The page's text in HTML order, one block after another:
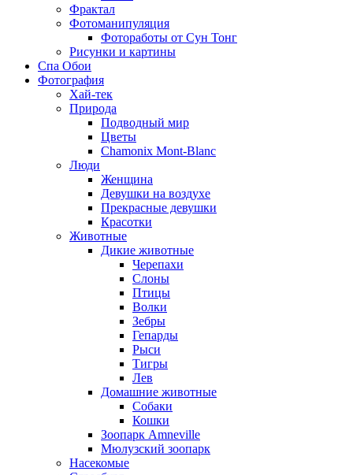
Фрактал
Фотоманипуляция
Фотоработы от Сун Тонг
Рисунки и картины
Спа Обои
Фотография
Хай-тек
Природа
Подводный мир
Цветы
Chamonix Mont-Blanc
Люди
Женщина
Девушки на воздухе
Прекрасные девушки
Красотки
Животные
Дикие животные
Черепахи
Слоны
Птицы
Волки
Зебры
Гепарды
Рыси
Тигры
Лев
Домашние животные
Собаки
Кошки
Зоопарк Amneville
Мюлузский зоопарк
Насекомые